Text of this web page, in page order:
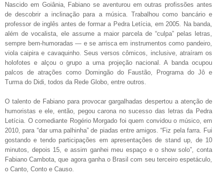
Nascido em Goiânia, Fabiano se aventurou em outras profissões antes
de descobrir a inclinação para a música. Trabalhou como bancário e
professor de inglês antes de formar a Pedra Letícia, em 2005. Na banda,
além de vocalista, ele assume a maior parcela de “culpa” pelas letras,
sempre bem-humoradas — e se arrisca em instrumentos como pandeiro,
viola caipira e cavaquinho. Seus versos cômicos, inclusive, atraíram os
holofotes e alçou o grupo a uma projeção nacional. A banda ocupou
palcos de atrações como Domingão do Faustão, Programa do Jô e
Turma do Didi, todos da Rede Globo, entre outros.
O talento de Fabiano para provocar gargalhadas despertou a atenção de
humoristas e ele, então, pegou carona no sucesso das letras da Pedra
Letícia. O comediante Rogério Morgado foi quem convidou o músico, em
2010, para “dar uma palhinha” de piadas entre amigos. “Fiz pela farra. Fui
gostando e tendo participações em apresentações de stand up, de 10
minutos, depois 15, e assim ganhei meu espaço e o show solo”, conta
Fabiano Cambota, que agora ganha o Brasil com seu terceiro espetáculo,
o Canto, Conto e Causo.